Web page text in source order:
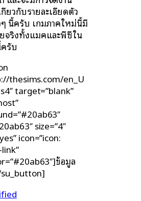
กี่ยวกับรายละเอียดตัว
ๆ นี้ครับ เกมภาคใหม่นี้มี
จริงทั้งแมคและพีซีใน
รับ
thesims.com/en_U
target=”blank”
size=”4″
icon=”icon:
ข้อมูล